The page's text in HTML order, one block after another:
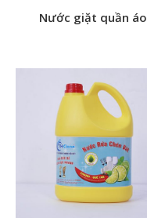
Nước giặt quần áo